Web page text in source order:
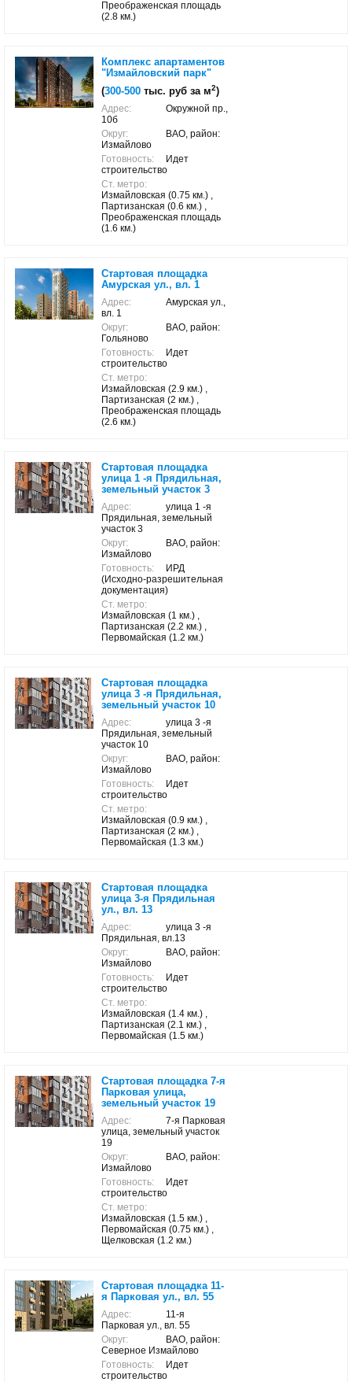
Преображенская площадь
(2.8 км.)
Комплекс апартаментов
"Измайловский парк"
(300-500 тыс. руб за м2)
Адрес:
Окружной пр.,
10б
Округ:
ВАО, район:
Измайлово
Готовность:
Идет
строительство
Ст. метро:
Измайловская (0.75 км.) ,
Партизанская (0.6 км.) ,
Преображенская площадь
(1.6 км.)
Стартовая площадка
Амурская ул., вл. 1
Адрес:
Амурская ул.,
вл. 1
Округ:
ВАО, район:
Гольяново
Готовность:
Идет
строительство
Ст. метро:
Измайловская (2.9 км.) ,
Партизанская (2 км.) ,
Преображенская площадь
(2.6 км.)
Стартовая площадка
улица 1 -я Прядильная,
земельный участок 3
Адрес:
улица 1 -я
Прядильная, земельный
участок 3
Округ:
ВАО, район:
Измайлово
Готовность:
ИРД
(Исходно-разрешительная
документация)
Ст. метро:
Измайловская (1 км.) ,
Партизанская (2.2 км.) ,
Первомайская (1.2 км.)
Стартовая площадка
улица 3 -я Прядильная,
земельный участок 10
Адрес:
улица 3 -я
Прядильная, земельный
участок 10
Округ:
ВАО, район:
Измайлово
Готовность:
Идет
строительство
Ст. метро:
Измайловская (0.9 км.) ,
Партизанская (2 км.) ,
Первомайская (1.3 км.)
Стартовая площадка
улица 3-я Прядильная
ул., вл. 13
Адрес:
улица 3 -я
Прядильная, вл.13
Округ:
ВАО, район:
Измайлово
Готовность:
Идет
строительство
Ст. метро:
Измайловская (1.4 км.) ,
Партизанская (2.1 км.) ,
Первомайская (1.5 км.)
Стартовая площадка 7-я
Парковая улица,
земельный участок 19
Адрес:
7-я Парковая
улица, земельный участок
19
Округ:
ВАО, район:
Измайлово
Готовность:
Идет
строительство
Ст. метро:
Измайловская (1.5 км.) ,
Первомайская (0.75 км.) ,
Щелковская (1.2 км.)
Стартовая площадка 11-
я Парковая ул., вл. 55
Адрес:
11-я
Парковая ул., вл. 55
Округ:
ВАО, район:
Северное Измайлово
Готовность:
Идет
строительство